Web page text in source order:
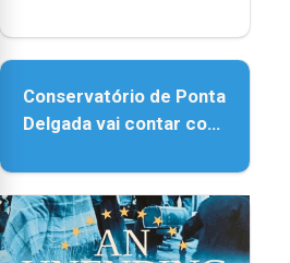
Conservatório de Ponta
Delgada vai contar com